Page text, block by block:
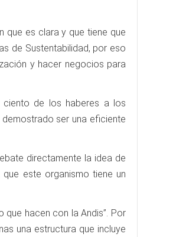
que es clara y que tiene que
de Sustentabilidad, por eso
y hacer negocios para
ciento de los haberes a los
ser una eficiente
directamente la idea de
este organismo tiene un
que hacen con la Andis”. Por
una estructura que incluye